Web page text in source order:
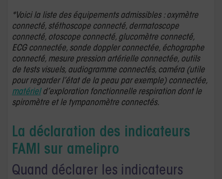
*Voici la liste des équipements admissibles : oxymètre
connecté, stéthoscope connecté, dermatoscope
connecté, otoscope connecté, glucomètre connecté,
ECG connectée, sonde doppler connectée, échographe
connecté, mesure pression artérielle connectée, outils
de tests visuels, audiogramme connectés, caméra (utile
pour regarder l’état de la peau par exemple) connectée,
matérield’exploration fonctionnelle respiration dont le
spiromètre et le tympanomètre connectés.
La déclaration des indicateurs
FAMI sur amelipro
Quand déclarer les indicateurs